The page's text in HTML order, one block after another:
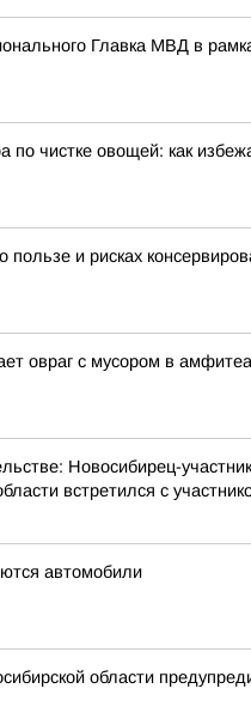
Главка МВД в
по чистке овощей: как
пользе и рисках
овраг с мусором в
Новосибирец-
встретился с
автомобили
области